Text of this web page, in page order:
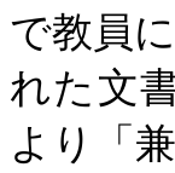
で教員
れた文
より「